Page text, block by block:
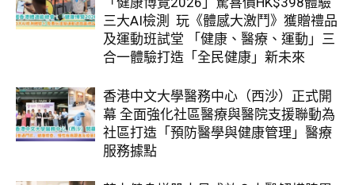
三大AI檢測 玩《體感大激鬥》獲贈禮品
及運動班試堂 「健康、醫療、運動」三
合一體驗打造「全民健康」新未來
香港中文大學醫務中心（西沙）正式開
幕 全面強化社區醫療與醫院支援聯動為
社區打造「預防醫學與健康管理」醫療
服務據點